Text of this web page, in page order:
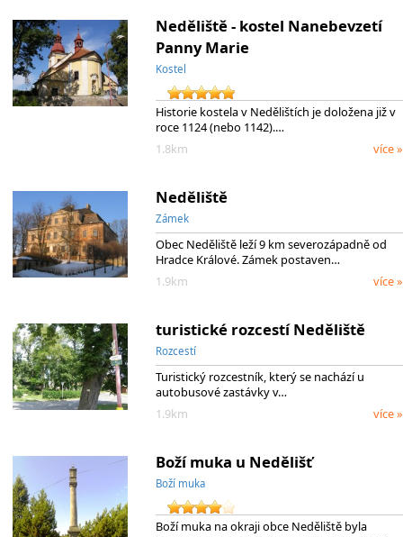
Neděliště - kostel Nanebevzetí
Panny Marie
Kostel
Historie kostela v Nedělištích je doložena již v
roce 1124 (nebo 1142).…
1.8km
více »
Neděliště
Zámek
Obec Neděliště leží 9 km severozápadně od
Hradce Králové. Zámek postaven…
1.9km
více »
turistické rozcestí Neděliště
Rozcestí
Turistický rozcestník, který se nachází u
autobusové zastávky v…
1.9km
více »
Boží muka u Nedělišť
Boží muka
Boží muka na okraji obce Neděliště byla